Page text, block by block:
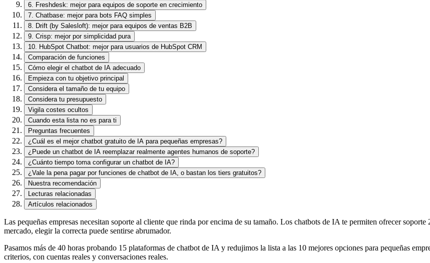
6. Freshdesk: mejor para equipos de soporte en crecimiento
7. Chatbase: mejor para bots FAQ simples
8. Drift (by Salesloft): mejor para equipos de ventas B2B
9. Crisp: mejor por simplicidad pura
10. HubSpot Chatbot: mejor para usuarios de HubSpot CRM
Comparación de funciones
Cómo elegir el chatbot de IA adecuado
Empieza con tu objetivo principal
Considera el tamaño de tu equipo
Considera tu presupuesto
Vigila costes ocultos
Cuando esta lista no es para ti
Preguntas frecuentes
¿Cuál es el mejor chatbot gratuito de IA para pequeñas empresas?
¿Puede un chatbot de IA reemplazar realmente agentes humanos de soporte?
¿Cuánto tiempo toma configurar un chatbot de IA?
¿Vale la pena pagar por funciones de chatbot de IA, o bastan los tiers gratuitos?
Nuestra recomendación
Lecturas relacionadas
Artículos relacionados
Las pequeñas empresas necesitan soporte al cliente que rinda por encima de su tamaño. Los chatbots de IA te permiten ofrecer
mercado, elegir la correcta puede sentirse abrumador.
Pasamos más de 40 horas probando 15 plataformas de chatbot de IA y redujimos la lista a las 10 mejores opciones para pequeñas
criterios, con cuentas reales y conversaciones reales.